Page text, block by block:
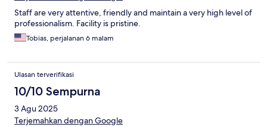
Staff are very attentive, friendly and maintain a very high level of
professionalism. Facility is pristine.
Tobias, perjalanan 6 malam
Ulasan terverifikasi
10/10 Sempurna
3 Agu 2025
Terjemahkan dengan Google